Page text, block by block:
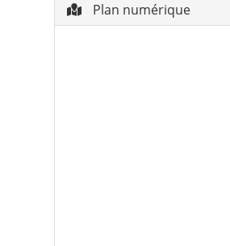
Plan numérique